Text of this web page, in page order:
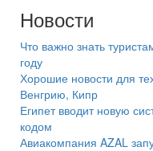
Новости
Что важно знать
году
Хорошие новости для
Венгрию, Кипр
Египет вводит новую
кодом
Авиакомпания AZAL